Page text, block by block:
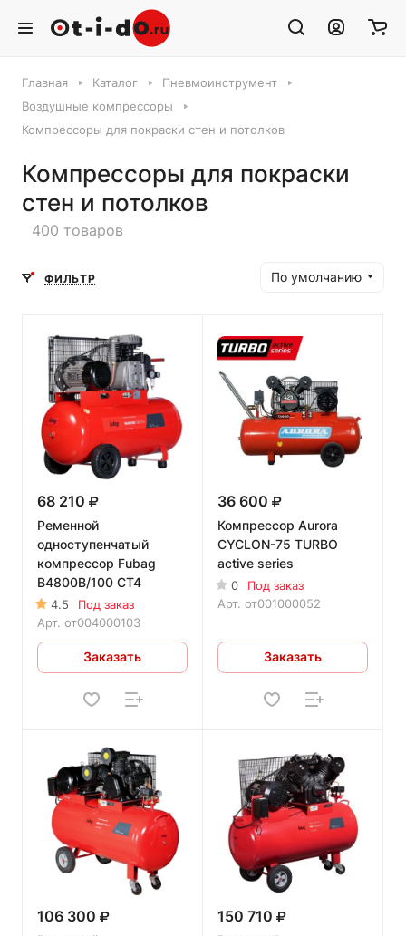
Главная Каталог
Пневмоинструмент
Воздушные компрессоры
Компрессоры для покраски стен и потолков
Компрессоры для покраски
стен и потолков
400 товаров
ФИЛЬТР По умолчанию
68 210
Ременной
одноступенчатый
компрессор Fubag
B4800B/100 CT4
4.5
Под заказ
Арт. от004000103
Заказать
36 600
Компрессор Aurora
CYCLON-75 TURBO
active series
0
Под заказ
Арт. от001000052
Заказать
106 300 150 710